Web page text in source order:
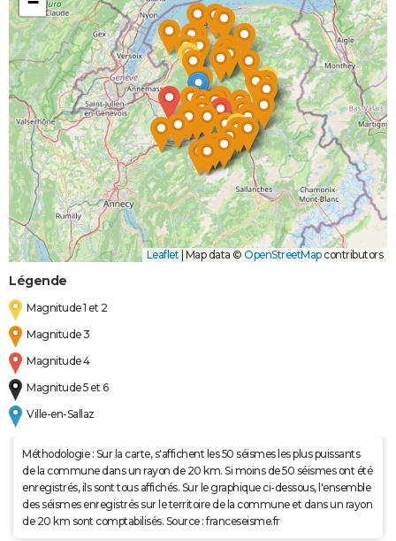
Leaflet Map data © OpenStreetMapcontributors
Légende
Magnitude 1 et 2
Magnitude 3
Magnitude 4
Magnitude 5 et 6
Ville-en-Sallaz
Méthodologie : Sur la carte, s'affichent les 50 séismes les plus puissants
de la commune dans un rayon de 20 km. Si moins de 50 séismes ont été
enregistrés, ils sont tous affichés. Sur le graphique ci-dessous, l'ensemble
des séismes enregistrés sur le territoire de la commune et dans un rayon
de 20 km sont comptabilisés. Source : franceseisme.fr